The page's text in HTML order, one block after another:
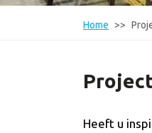
Home
Heeft u